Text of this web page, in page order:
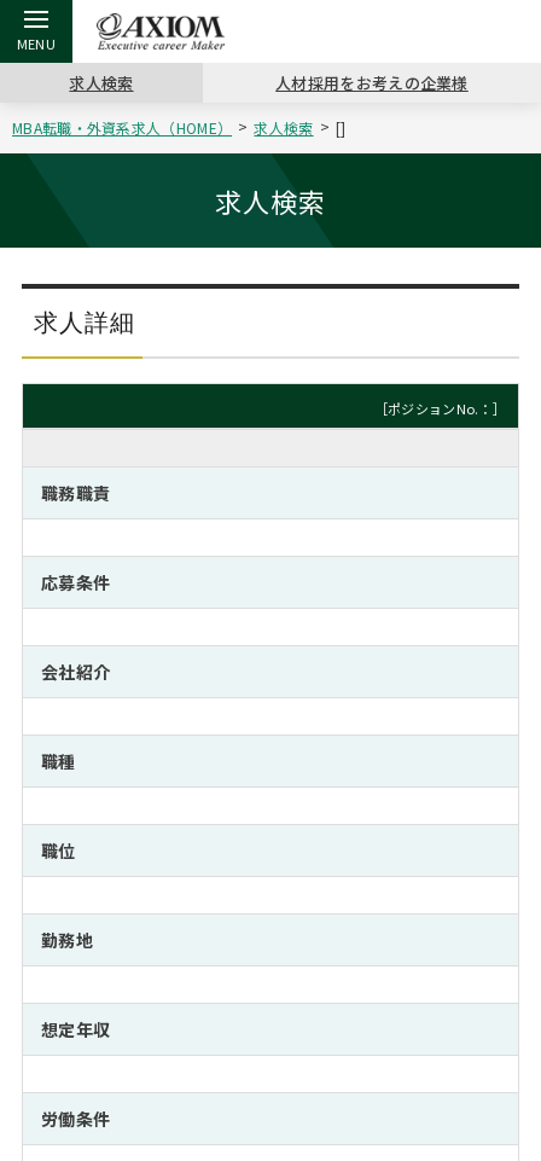
戻る
アクシアムの特長
コンサ
サービス案内 キャリ
コンサルタントの紹介
戻る
キャリア支援 TOP
キャリアデザイン講座
（最新求人市場動向）
MBAの
おわり
ステージ別アドバイス
MBA留学生数の推移
日本か
インターン受入企業一覧
MBAを生かす求人特集
年齢と年収の相関図
戻る
転職ツール TOP
英文レジュメの書き方 パワー
職務経歴書の書き方
よくある面接Q&A集
外資系／面接攻略のコツ
戻る
転職コラム TOP
“展”職相談室
転職市場の明日をよめ
転職成功への4つの鍵
キャリアに効く一冊
注目企業インタビュー
戻る
イベント・セミナー TOP
ジョブフェア
キャリアデザインセミナー
キャリアフォーラム
プロ経営者の特別セミナー
Career Talk Live
MBA NETWORKING
戻る
会社概要 TOP
沿革
主なクライアント
採用情報
パブリシティ
ニュースリリース
求人検索 人材採用をお考えの企業様
MBA転職・外資系求人（HOME） 求人検索 []
求人検索
求人詳細
［ポジションNo.：］
職務職責
応募条件
会社紹介
職種
職位
勤務地
想定年収
労働条件